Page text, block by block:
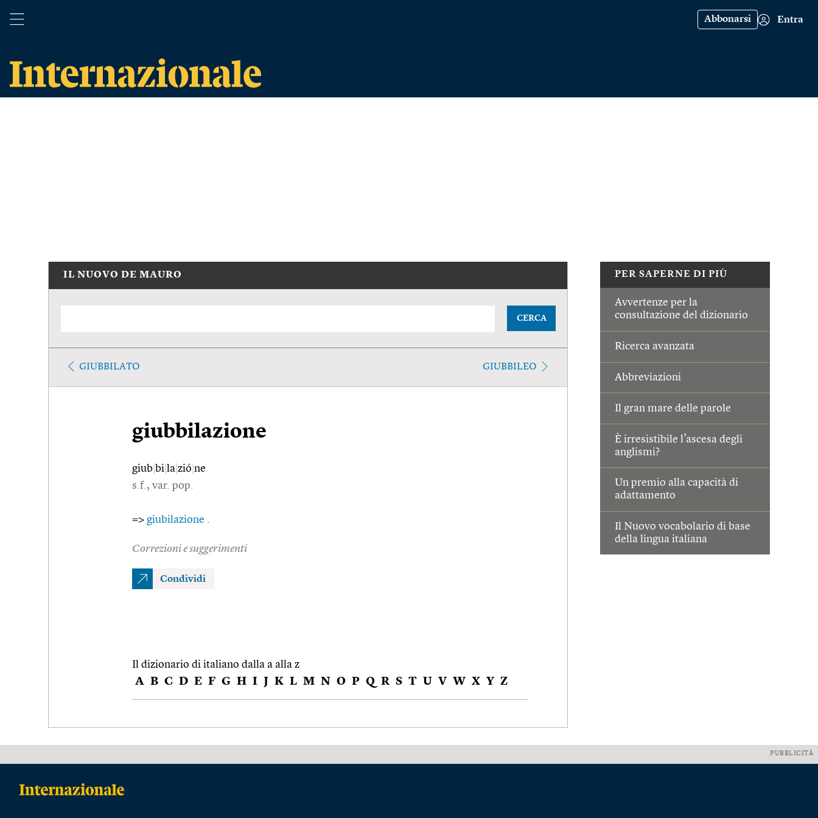
Abbonarsi Entra
PER SAPERNE DI PIÙ
Avvertenze per la
consultazione del dizionario
Ricerca avanzata
Abbreviazioni
Il gran mare delle parole
È irresistibile l’ascesa degli
anglismi?
Un premio alla capacità di
adattamento
Il Nuovo vocabolario di base
della lingua italiana
IL NUOVO DE MAURO
CERCA
GIUBBILATO GIUBBILEO
giubbilazione
giub bi la zió ne
s.f., var. pop.
=> giubilazione .
Correzioni e suggerimenti
Condividi
Il dizionario di italiano dalla a alla z
A B C D E F G H I J K L M N O P Q R S T U V W X Y Z
PUBBLICITÀ